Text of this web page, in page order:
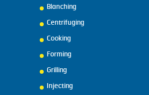
Blanching
Centrifuging
Cooking
Forming
Grilling
Injecting